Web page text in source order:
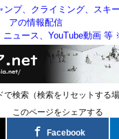
ンプ、クライミング、スキ
アの情報配信
ュース、YouTube動画 等
検索（検索をリセットする
このページをシェアする
Facebook